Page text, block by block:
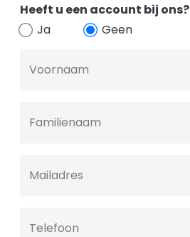
Heeft u een account bij ons?
Ja
Geen
Voornaam
Familienaam
Mailadres
Telefoon